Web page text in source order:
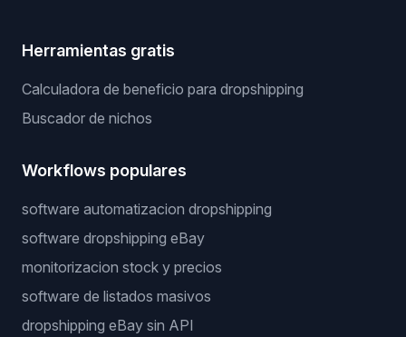
Herramientas gratis
Calculadora de beneficio para dropshipping
Buscador de nichos
Workflows populares
software automatizacion dropshipping
software dropshipping eBay
monitorizacion stock y precios
software de listados masivos
dropshipping eBay sin API